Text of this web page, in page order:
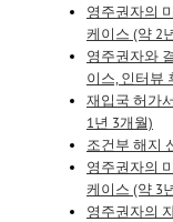
영주권자의
케이스 (약 2
영주권자와
이스, 인터뷰
재입국 허가
1년 3개월)
조건부 해지
영주권자의
케이스 (약 3
영주권자의